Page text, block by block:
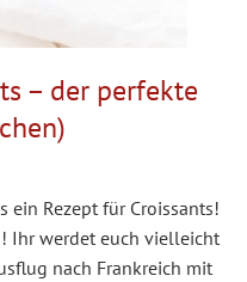
– der perfekte
ein Rezept für Croissants!
Ihr werdet euch vielleicht
nach Frankreich mit